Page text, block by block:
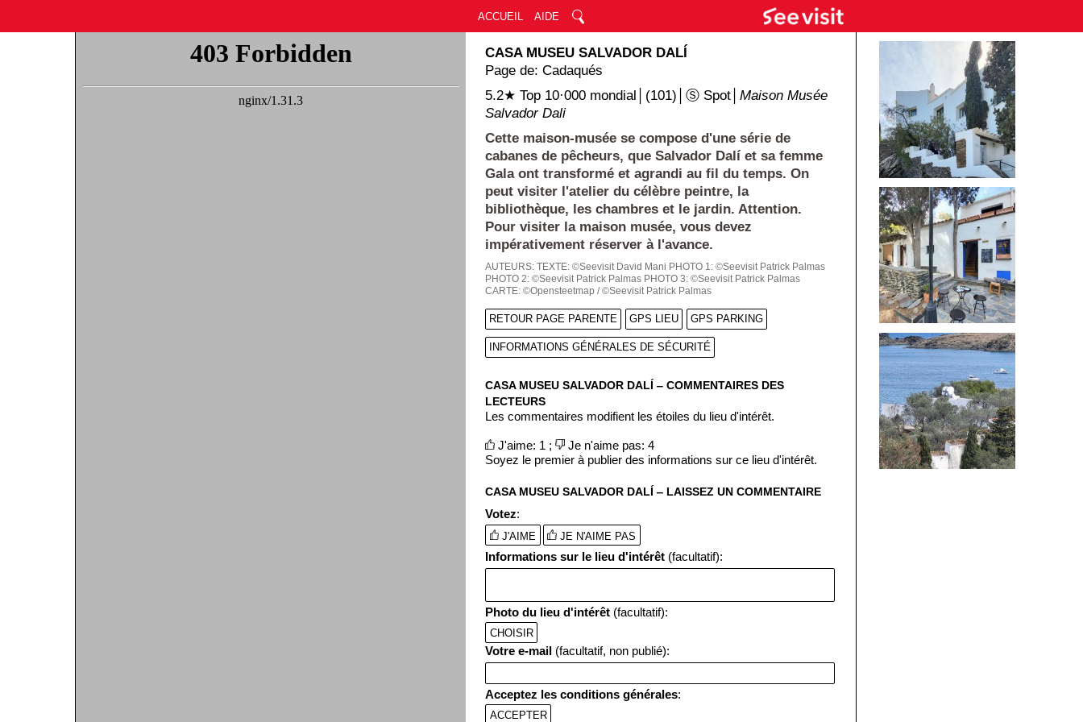
ACCUEIL AIDE
CASA MUSEU SALVADOR DALÍ
Page de: Cadaqués
5.2★ Top 10·000 mondial│(101)│Ⓢ Spot│Maison Musée
Salvador Dali
Cette maison-musée se compose d'une série de
cabanes de pêcheurs, que Salvador Dalí et sa femme
Gala ont transformé et agrandi au fil du temps. On
peut visiter l'atelier du célèbre peintre, la
bibliothèque, les chambres et le jardin. Attention.
Pour visiter la maison musée, vous devez
impérativement réserver à l'avance.
AUTEURS:TEXTE: ©Seevisit David Mani PHOTO 1: ©Seevisit Patrick Palmas
PHOTO 2: ©Seevisit Patrick Palmas PHOTO 3: ©Seevisit Patrick Palmas
CARTE: ©Opensteetmap / ©Seevisit Patrick Palmas
RETOUR PAGE PARENTE GPS LIEU GPS PARKING
INFORMATIONS GÉNÉRALES DE SÉCURITÉ
CASA MUSEU SALVADOR DALÍ ‒ COMMENTAIRES DES
LECTEURS
Les commentaires modifient les étoiles du lieu d'intérêt.
J'aime: 1 ;
Je n'aime pas: 4
Soyez le premier à publier des informations sur ce lieu d'intérêt.
CASA MUSEU SALVADOR DALÍ ‒ LAISSEZ UN COMMENTAIRE
Votez:
J'AIME JE N'AIME PAS
Informations sur le lieu d'intérêt (facultatif):
Photo du lieu d'intérêt (facultatif):
CHOISIR
Votre e-mail (facultatif, non publié):
Acceptez les conditions générales:
ACCEPTER